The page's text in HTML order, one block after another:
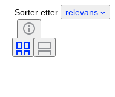
Ekstra tilbehør
Sertifisering
Teknikk
Farge
Sorter etter relevans